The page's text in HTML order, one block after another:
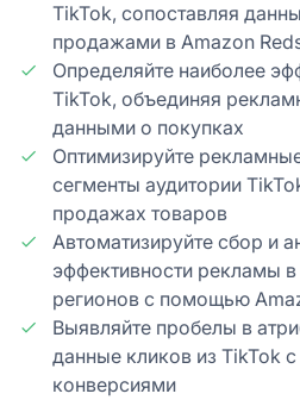
TikTok, сопоставляя
продажами в Amazon
Определяйте наиболее
TikTok, объединяя
данными о покупках
Оптимизируйте
сегменты аудитории
продажах товаров
Автоматизируйте сбор и
эффективности рекламы
регионов с помощью
Выявляйте пробелы в
данные кликов из TikTok
конверсиями